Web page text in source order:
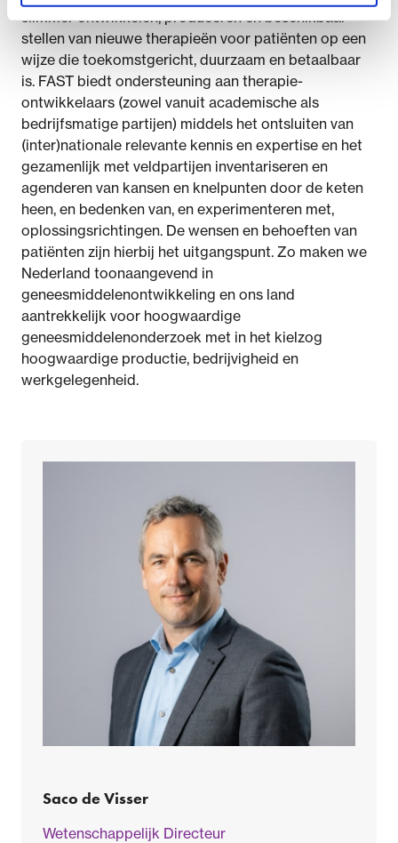
slimmer ontwikkelen, produceren en beschikbaar
stellen van nieuwe therapieën voor patiënten op een
wijze die toekomstgericht, duurzaam en betaalbaar
is. FAST biedt ondersteuning aan therapie-
ontwikkelaars (zowel vanuit academische als
bedrijfsmatige partijen) middels het ontsluiten van
(inter)nationale relevante kennis en expertise en het
gezamenlijk met veldpartijen inventariseren en
agenderen van kansen en knelpunten door de keten
heen, en bedenken van, en experimenteren met,
oplossingsrichtingen. De wensen en behoeften van
patiënten zijn hierbij het uitgangspunt. Zo maken we
Nederland toonaangevend in
geneesmiddelenontwikkeling en ons land
aantrekkelijk voor hoogwaardige
geneesmiddelenonderzoek met in het kielzog
hoogwaardige productie, bedrijvigheid en
werkgelegenheid.
Saco de Visser
Wetenschappelijk Directeur